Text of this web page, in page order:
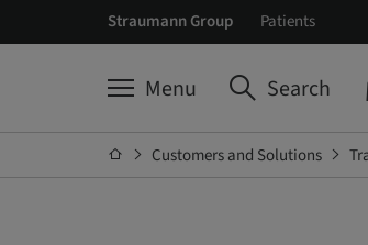
Straumann Group Patients
Menu Search
Customers and Solutions